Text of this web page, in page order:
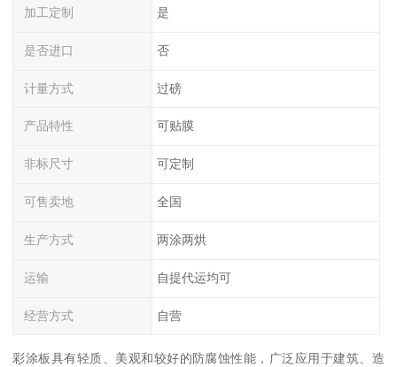
加工定制 是
是否进口 否
计量方式 过磅
产品特性 可贴膜
非标尺寸 可定制
可售卖地 全国
生产方式 两涂两烘
运输 自提代运均可
经营方式 自营
彩涂板具有轻质、美观和较好的防腐蚀性能，广泛应用于建筑、造